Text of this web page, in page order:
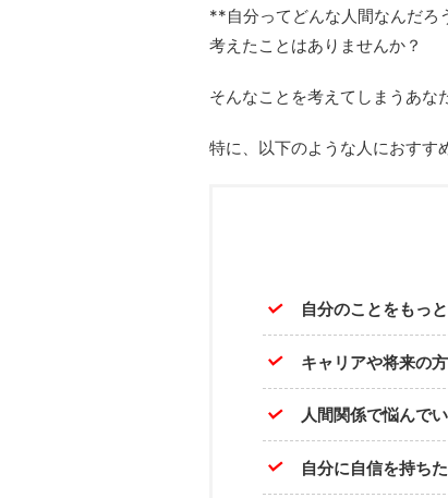
**自分ってどんな人間なんだ
考えたことはありませんか？
そんなことを考えてしまうあな
特に、以下のような人におすす
自分のことをもっ
キャリアや将来の
人間関係で悩んで
自分に自信を持ち